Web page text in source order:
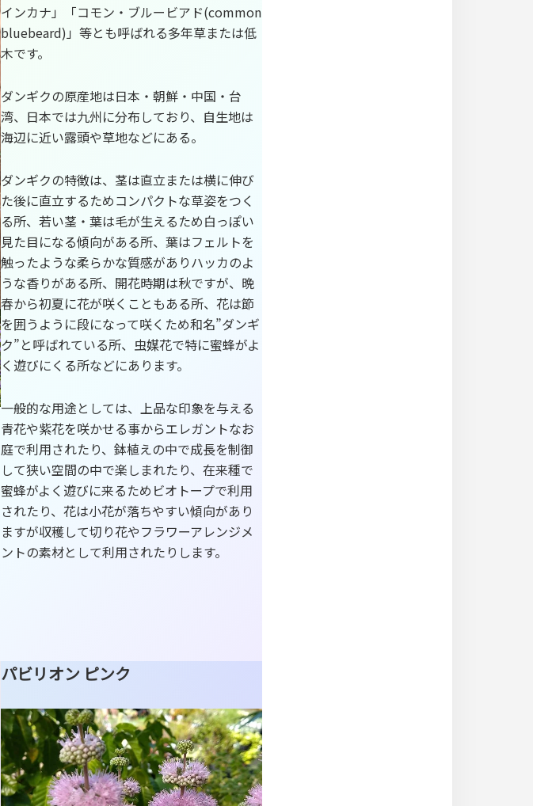
インカナ」「コモン・ブルービアド(common
bluebeard)」等とも呼ばれる多年草または低
木です。
ダンギクの原産地は日本・朝鮮・中国・台
湾、日本では九州に分布しており、自生地は
海辺に近い露頭や草地などにある。
ダンギクの特徴は、茎は直立または横に伸び
た後に直立するためコンパクトな草姿をつく
る所、若い茎・葉は毛が生えるため白っぽい
見た目になる傾向がある所、葉はフェルトを
触ったような柔らかな質感がありハッカのよ
うな香りがある所、開花時期は秋ですが、晩
春から初夏に花が咲くこともある所、花は節
を囲うように段になって咲くため和名”ダンギ
ク”と呼ばれている所、虫媒花で特に蜜蜂がよ
く遊びにくる所などにあります。
一般的な用途としては、上品な印象を与える
青花や紫花を咲かせる事からエレガントなお
庭で利用されたり、鉢植えの中で成長を制御
して狭い空間の中で楽しまれたり、在来種で
蜜蜂がよく遊びに来るためビオトープで利用
されたり、花は小花が落ちやすい傾向があり
ますが収穫して切り花やフラワーアレンジメ
ントの素材として利用されたりします。
パビリオン ピンク